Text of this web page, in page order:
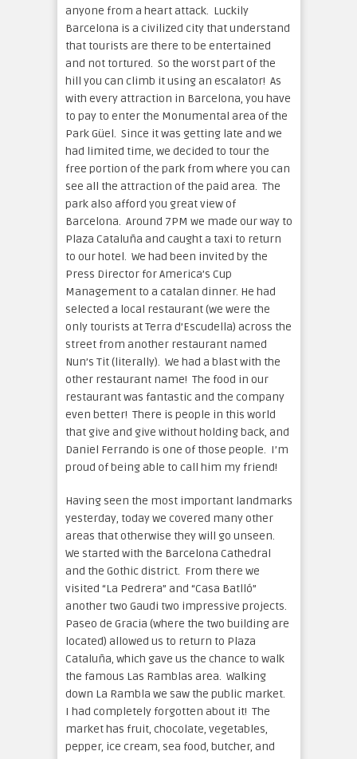
anyone from a heart attack. Luckily
Barcelona is a civilized city that understand
that tourists are there to be entertained
and not tortured. So the worst part of the
hill you can climb it using an escalator! As
with every attraction in Barcelona, you have
to pay to enter the Monumental area of the
Park Güel. Since it was getting late and we
had limited time, we decided to tour the
free portion of the park from where you can
see all the attraction of the paid area. The
park also afford you great view of
Barcelona. Around 7PM we made our way to
Plaza Cataluña and caught a taxi to return
to our hotel. We had been invited by the
Press Director for America’s Cup
Management to a catalan dinner. He had
selected a local restaurant (we were the
only tourists at Terra d’Escudella) across the
street from another restaurant named
Nun’s Tit (literally). We had a blast with the
other restaurant name! The food in our
restaurant was fantastic and the company
even better! There is people in this world
that give and give without holding back, and
Daniel Ferrando is one of those people. I’m
proud of being able to call him my friend!
Having seen the most important landmarks
yesterday, today we covered many other
areas that otherwise they will go unseen.
We started with the Barcelona Cathedral
and the Gothic district. From there we
visited “La Pedrera” and “Casa Batlló”
another two Gaudi two impressive projects.
Paseo de Gracia (where the two building are
located) allowed us to return to Plaza
Cataluña, which gave us the chance to walk
the famous Las Ramblas area. Walking
down La Rambla we saw the public market.
I had completely forgotten about it! The
market has fruit, chocolate, vegetables,
pepper, ice cream, sea food, butcher, and